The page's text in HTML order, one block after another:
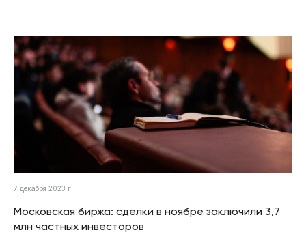
7 декабря 2023 г.
Московская биржа: сделки в ноябре заключили 3,7
млн частных инвесторов